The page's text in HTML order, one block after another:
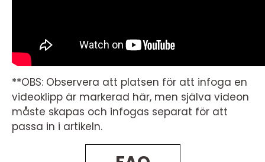
**OBS: Observera att platsen för att infoga en
videoklipp är markerad här, men själva videon
måste skapas och infogas separat för att
passa in i artikeln.